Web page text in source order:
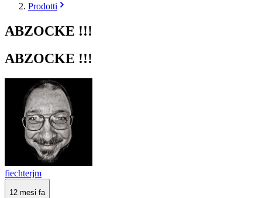
Prodotti
ABZOCKE !!!
ABZOCKE !!!
fiechterjm
12 mesi fa